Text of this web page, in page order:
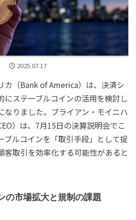
2025.07.17
カ（Bank of America）は、決済シ
にステーブルコインの活用を検討し
なりました。ブライアン・モイニハ
）は、7月15日の決算説明会でこ
ブルコインを「取引手段」として捉
客取引を効率化する可能性があると
の市場拡大と規制の課題